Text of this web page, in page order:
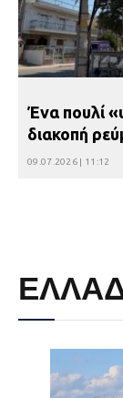
Ένα πουλί
διακοπή
09.07.2026 | 11:12